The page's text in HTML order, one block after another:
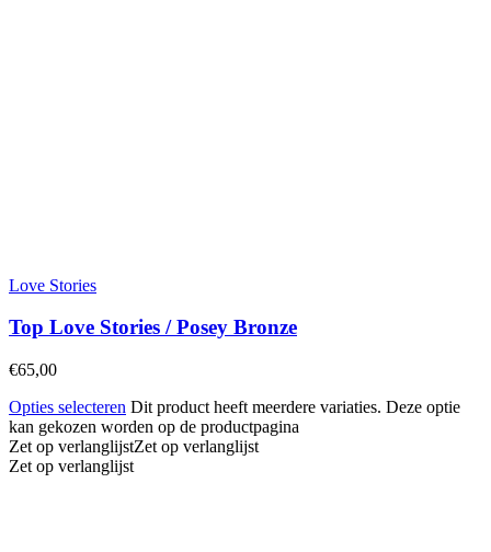
Love Stories
Top Love Stories / Posey Bronze
€65,00
Opties selecteren Dit product heeft meerdere variaties. Deze optie
kan gekozen worden op de productpagina
Zet op verlanglijstZet op verlanglijst
Zet op verlanglijst